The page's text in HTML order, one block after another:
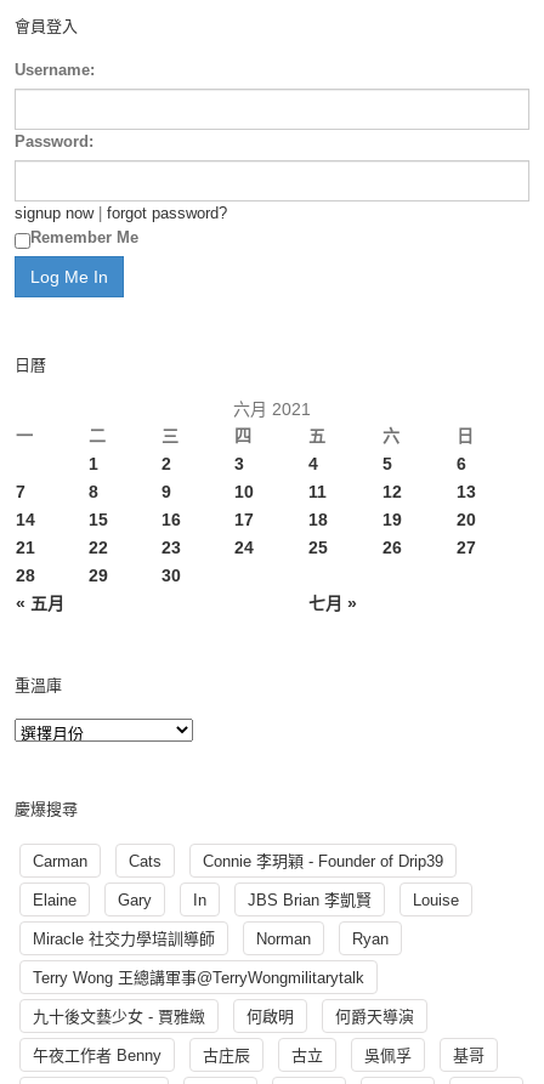
會員登入
Username:
Password:
signup now| forgot password?
Remember Me
日曆
六月 2021
一
二 三 四 五 六 日
« 五月 七月 »
1 2 3 4 5
6
7
8 9 10 11 12
13
14
15 16 17 18 19
20
21
22 23 24 25 26
27
28
29 30
重溫庫
慶爆搜尋
Carman Cats Connie 李玥穎 - Founder of Drip39
Elaine Gary In JBS Brian 李凱賢 Louise
Miracle 社交力學培訓導師 Norman Ryan
Terry Wong 王總講軍事@TerryWongmilitarytalk
九十後文藝少女 - 賈雅緻 何啟明 何爵天導演
午夜工作者 Benny 古庄辰 古立 吳佩孚 基哥